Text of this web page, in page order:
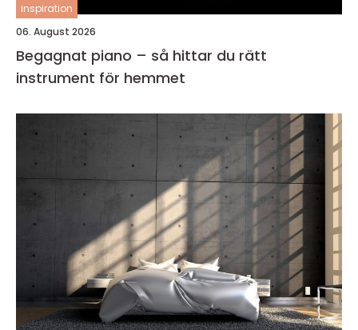
inspiration
06. August 2026
Begagnat piano – så hittar du rätt
instrument för hemmet